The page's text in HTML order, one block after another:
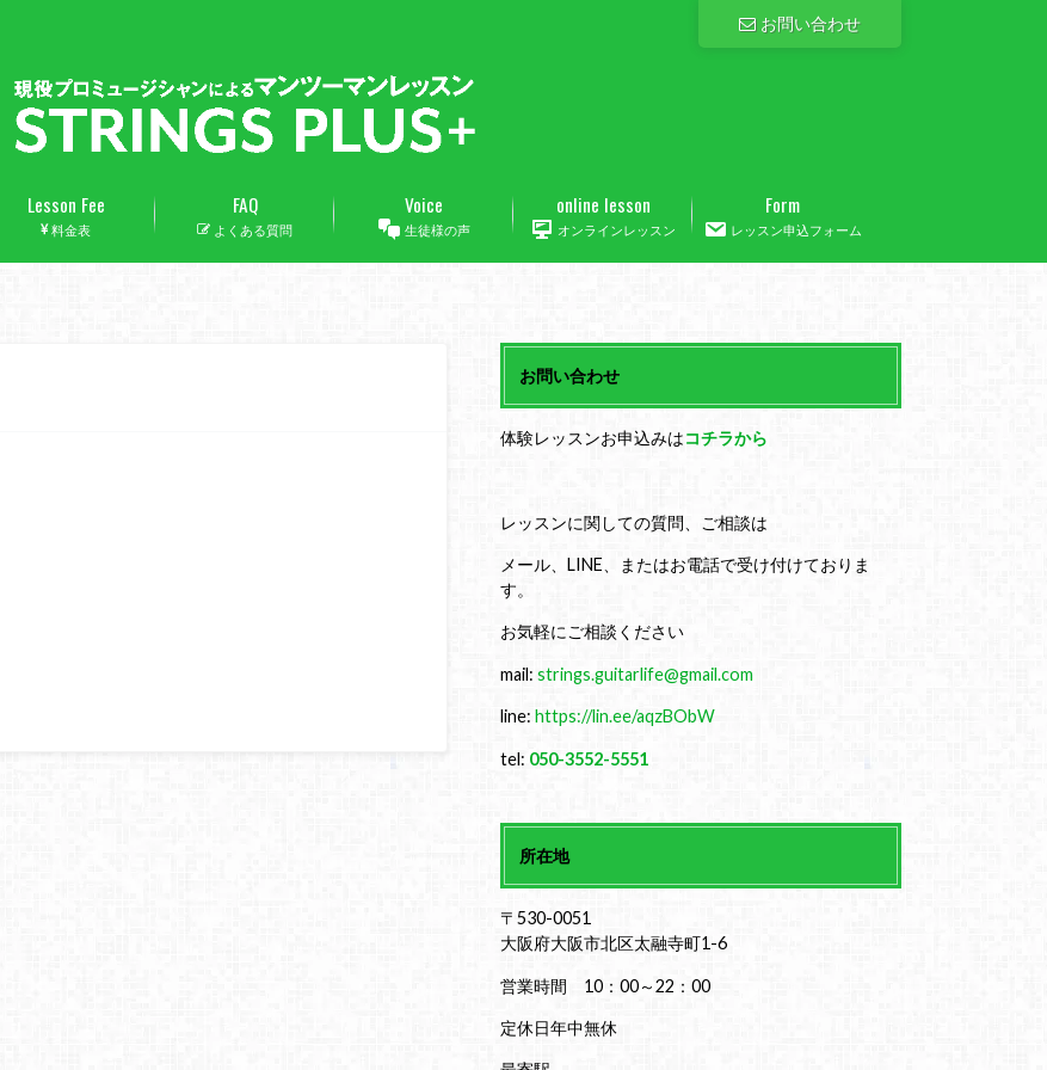
お問い合わせ
Lesson Fee
料金表
FAQ
よくある質問
Voice
生徒様の声
online lesson
オンラインレッスン
Form
レッスン申込フォーム
お問い合わせ
体験レッスンお申込みはコチラから
レッスンに関しての質問、ご相談は
メール、LINE、またはお電話で受け付けておりま
す。
お気軽にご相談ください
mail: strings.guitarlife@gmail.com
line: https://lin.ee/aqzBObW
tel: 050-3552-5551
所在地
〒530-0051
大阪府大阪市北区太融寺町1-6
営業時間 10：00～22：00
定休日年中無休